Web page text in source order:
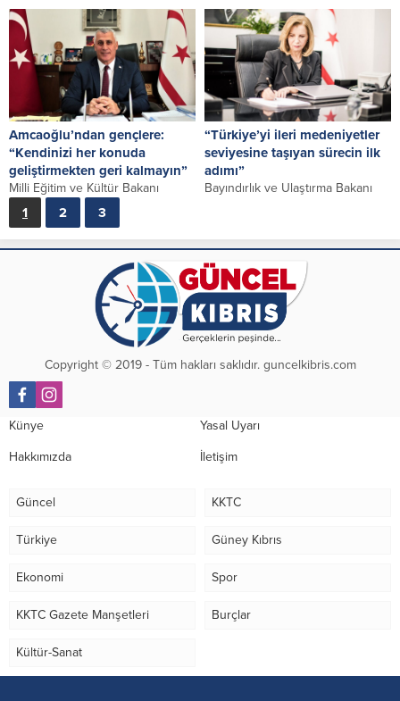
Merkezi (DAÜ-ATAUM) Başkanı
Yrd. Doç. Dr. Turgay Bülent...
Atatürk’ün Samsun’a çıkarak
başlattığı kurtuluş mücadelesinin
102’nci yılında “19 Mayıs
Atatürk’ü...
Amcaoğlu’ndan gençlere:
“Kendinizi her konuda
geliştirmekten geri kalmayın”
Milli Eğitim ve Kültür Bakanı
Olgun Amcaoğlu, “yarınların
teminatı gençlerin, Atatürk’ün
çizdiği yol doğrultusunda
“Türkiye’yi ileri medeniyetler
seviyesine taşıyan sürecin ilk
adımı”
Bayındırlık ve Ulaştırma Bakanı
Türkiye’yi ileri medeniyetler...
1 2 3
Copyright © 2019 - Tüm hakları saklıdır. guncelkibris.com
Künye Yasal Uyarı
Hakkımızda İletişim
Güncel KKTC
Türkiye Güney Kıbrıs
Ekonomi Spor
KKTC Gazete Manşetleri Burçlar
Kültür-Sanat